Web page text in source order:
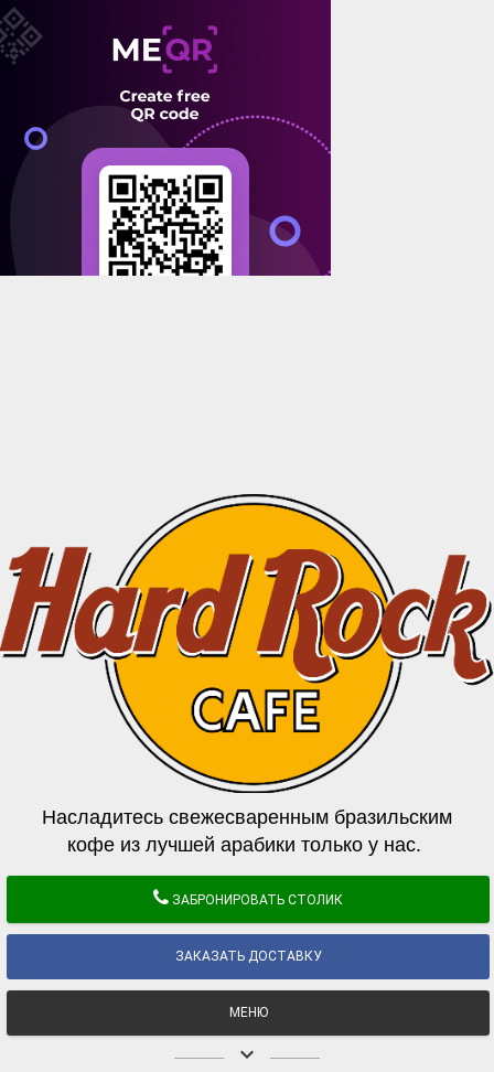
Насладитесь свежесваренным бразильским
кофе из лучшей арабики только у нас.
ЗАБРОНИРОВАТЬ СТОЛИК
ЗАКАЗАТЬ ДОСТАВКУ
МЕНЮ
keyboard_arrow_down